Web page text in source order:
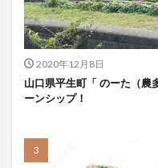
2020年12月8日
山口県平生町「 のーた（農
ーンシップ！